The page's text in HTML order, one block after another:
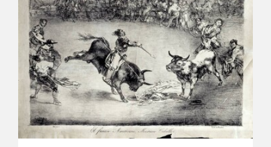
SHOP
ONLINE SHOP
EDUCA
RECURSOS EDUCATIVOS